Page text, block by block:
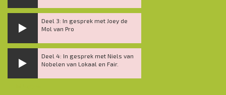
Deel 3: In gesprek met Joey de
Mol van Pro
Deel 4: In gesprek met Niels van
Nobelen van Lokaal en Fair.